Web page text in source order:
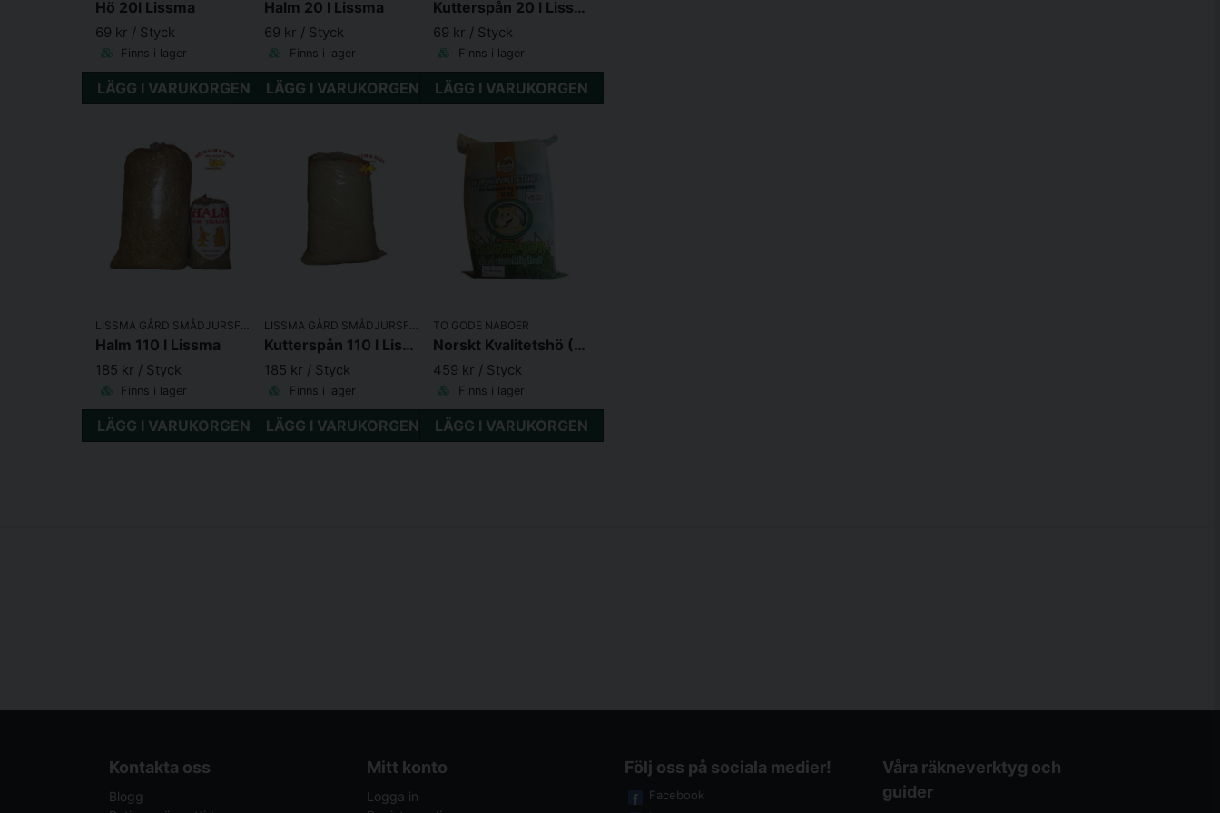
Hö 20l Lissma
69 kr / Styck
Finns i lager
LÄGG I VARUKORGEN
Halm 20 l Lissma
69 kr / Styck
Finns i lager
LÄGG I VARUKORGEN
Kutterspån 20 l Lissma
69 kr / Styck
Finns i lager
LÄGG I VARUKORGEN
LISSMA GÅRD SMÅDJURSFODER
Halm 110 l Lissma
185 kr / Styck
Finns i lager
LÄGG I VARUKORGEN
LISSMA GÅRD SMÅDJURSFODER
Kutterspån 110 l Lissma
185 kr / Styck
Finns i lager
LÄGG I VARUKORGEN
TO GODE NABOER
Norskt Kvalitetshö (10 kg)
459 kr / Styck
Finns i lager
LÄGG I VARUKORGEN
Kontakta oss
Blogg
Mitt konto
Logga in
Följ oss på sociala medier!
Facebook
Våra räkneverktyg och
guider